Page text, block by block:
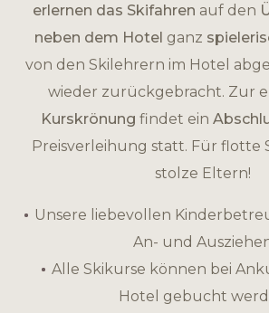
erlernen das Skifahren auf den
neben dem Hotel ganz
von den Skilehrern im Hotel
wieder zurückgebracht. Zur
Kurskrönung findet ein
Preisverleihung statt. Für flotte
stolze Eltern!
Unsere liebevollen
An- und
Alle Skikurse können bei
Hotel gebucht